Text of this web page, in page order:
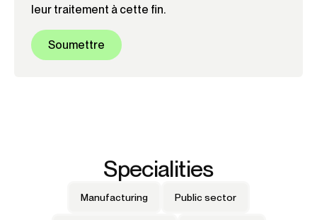
leur traitement à cette fin.
Specialities
Manufacturing Public sector